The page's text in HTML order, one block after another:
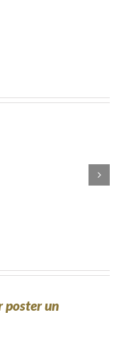
poster un